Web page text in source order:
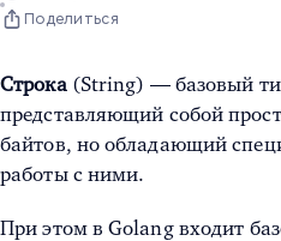
Поделиться
Строка(String) — базовый
представляющий собой
байтов, но обладающий
работы с ними.
При этом в Golang входит